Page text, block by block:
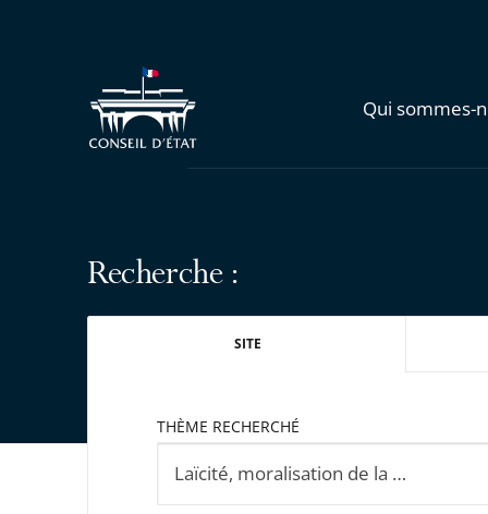
Qui sommes-
Recherche :
SITE
THÈME RECHERCHÉ